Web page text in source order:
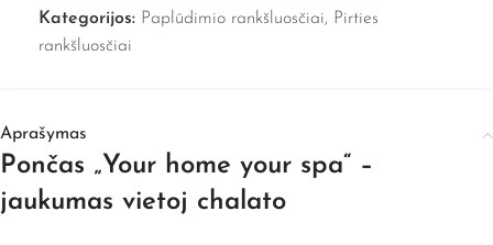
Kategorijos: Paplūdimio rankšluosčiai, Pirties
rankšluosčiai
Aprašymas
Pončas „Your home your spa“ –
jaukumas vietoj chalato